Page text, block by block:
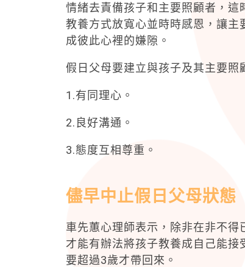
情緒去責備孩子和主要照顧者，
教養方式放寬心並時時感恩，讓
成彼此心裡的嫌隙。
假日父母要建立與孩子及其主要照
1.有同理心。
2.良好溝通。
3.態度互相尊重。
儘早中止假日父母狀態
車先蕙心理師表示，除非在非不
才能有辦法將孩子教養成自己能
要超過3歲才帶回來。